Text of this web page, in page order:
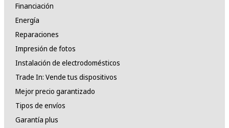
Financiación
Energía
Reparaciones
Impresión de fotos
Instalación de electrodomésticos
Trade In: Vende tus dispositivos
Mejor precio garantizado
Tipos de envíos
Garantía plus